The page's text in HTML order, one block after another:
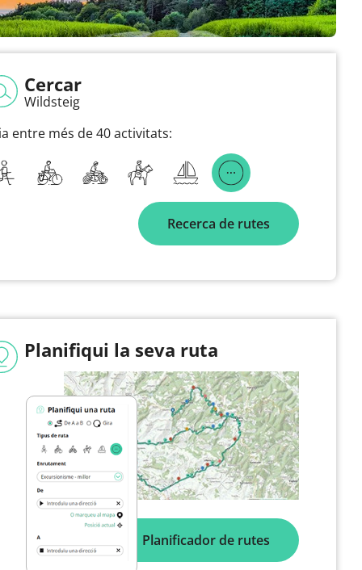
Cercar
Wildsteig
entre més de 40 activitats:
Recerca de rutes
Planifiqui la seva ruta
Planificador de rutes